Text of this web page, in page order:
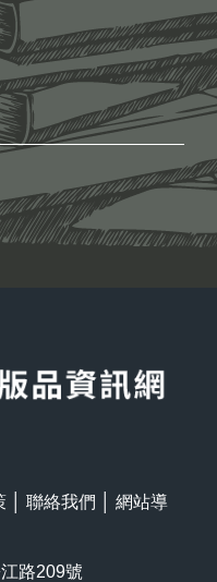
聯絡我們
網站導
路209號